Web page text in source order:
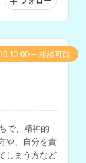
で、精神的
や、自分を責
しまう方など
13:00〜 相談可能